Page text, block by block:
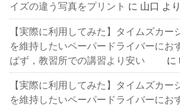
イズの違う写真をプリント に 山口 より
【実際に利用してみた】タイムズカー
を維持したいペーパードライバーに
ばず，教習所での講習より安い
に
【実際に利用してみた】タイムズカー
を維持したいペーパードライバーに